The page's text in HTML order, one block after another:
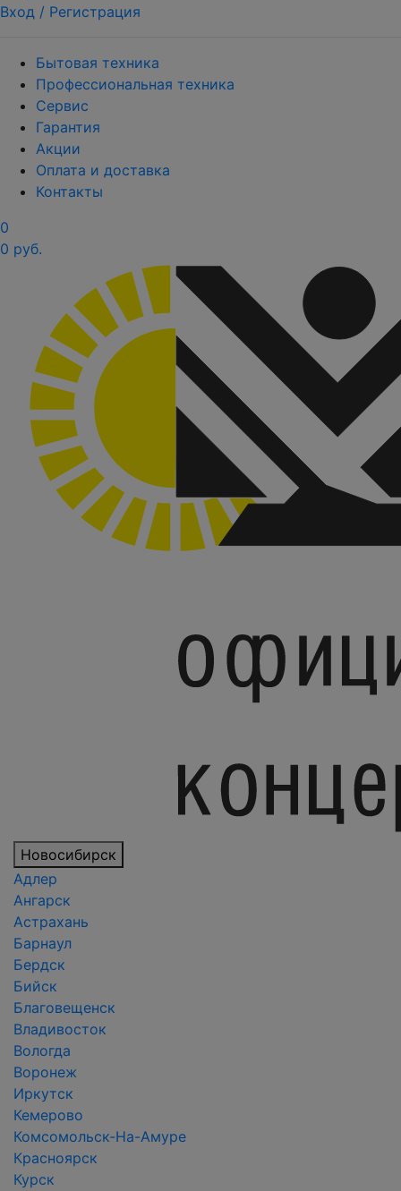
Вход / Регистрация
Бытовая техника
Профессиональная техника
Сервис
Гарантия
Акции
Оплата и доставка
Контакты
0
0 руб.
Новосибирск
Адлер
Ангарск
Астрахань
Барнаул
Бердск
Бийск
Благовещенск
Владивосток
Вологда
Воронеж
Иркутск
Кемерово
Комсомольск-На-Амуре
Красноярск
Курск